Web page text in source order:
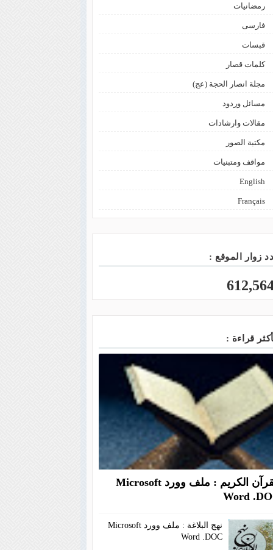
رمضانيات
فارسى
قبسات
كلمات قصار
مجلة انصار الحجة (عج)
مسائل وردود
مقالات وارشادات
مكتبة الصور
مواقف ومتبنيات
English
Français
زوار الموقع :
قراءة :
القرآن الكريم : ملف وورد Microsoft
Word
نهج البلاغة : ملف وورد Microsoft
Word .DOC